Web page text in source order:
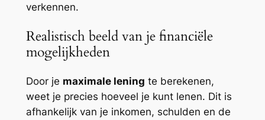
verkennen.
Realistisch beeld van je financiële
mogelijkheden
Door je maximale lening te berekenen,
weet je precies hoeveel je kunt lenen. Dit is
afhankelijk van je inkomen, schulden en de